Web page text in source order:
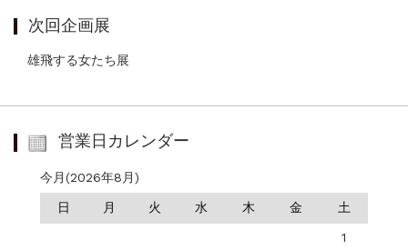
次回企画展
雄飛する女たち展
営業日カレンダー
今月(2026年8月)
日 月 火 水 木 金 土
1